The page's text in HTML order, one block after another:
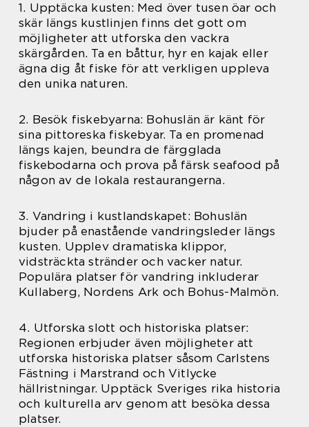
1. Upptäcka kusten: Med över tusen öar och
skär längs kustlinjen finns det gott om
möjligheter att utforska den vackra
skärgården. Ta en båttur, hyr en kajak eller
ägna dig åt fiske för att verkligen uppleva
den unika naturen.
2. Besök fiskebyarna: Bohuslän är känt för
sina pittoreska fiskebyar. Ta en promenad
längs kajen, beundra de färgglada
fiskebodarna och prova på färsk seafood på
någon av de lokala restaurangerna.
3. Vandring i kustlandskapet: Bohuslän
bjuder på enastående vandringsleder längs
kusten. Upplev dramatiska klippor,
vidsträckta stränder och vacker natur.
Populära platser för vandring inkluderar
Kullaberg, Nordens Ark och Bohus-Malmön.
4. Utforska slott och historiska platser:
Regionen erbjuder även möjligheter att
utforska historiska platser såsom Carlstens
Fästning i Marstrand och Vitlycke
hällristningar. Upptäck Sveriges rika historia
och kulturella arv genom att besöka dessa
platser.